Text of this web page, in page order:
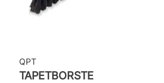
QPT
TAPETBORSTE